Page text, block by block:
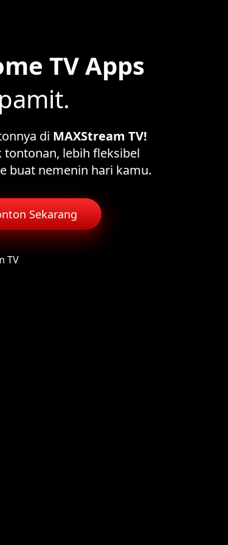
TV Apps
pamit.
di MAXStream TV!
tontonan, lebih fleksibel
buat nemenin hari kamu.
Sekarang
TV